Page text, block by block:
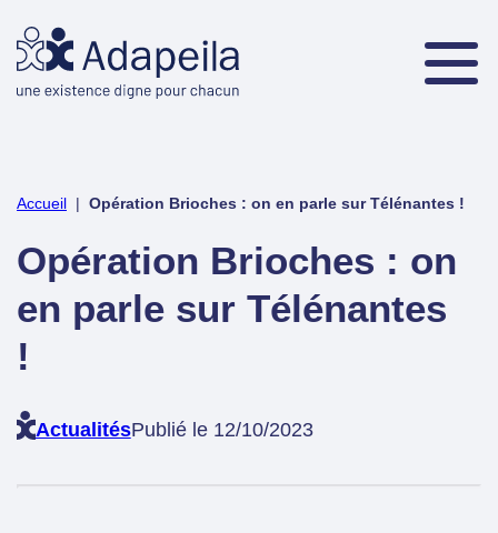
Accueil | Opération Brioches : on en parle sur Télénantes !
Opération Brioches : on
en parle sur Télénantes
!
ActualitésPublié le 12/10/2023